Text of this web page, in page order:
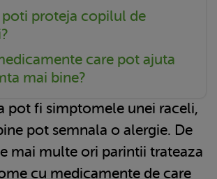
proteja copilul de
care pot ajuta
mai bine?
pot fi simptomele unei raceli,
pot semnala o alergie. De
mai multe ori parintii trateaza
cu medicamente de care